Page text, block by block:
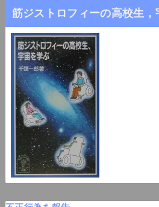
筋ジストロフィーの高校生，